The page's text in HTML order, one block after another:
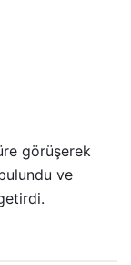
görüşerek
ve